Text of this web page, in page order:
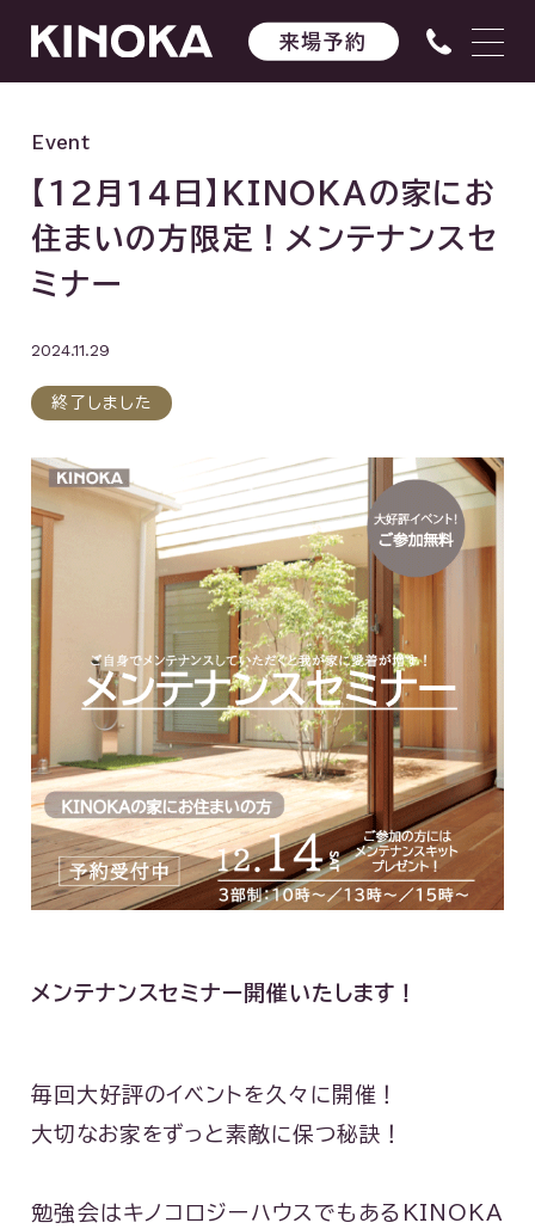
来場予約
Event
【12月14日】KINOKAの家にお
住まいの方限定！メンテナンスセ
ミナー
2024.11.29
終了しました
メンテナンスセミナー開催いたします！
毎回大好評のイベントを久々に開催！
大切なお家をずっと素敵に保つ秘訣！
勉強会はキノコロジーハウスでもあるKINOKA